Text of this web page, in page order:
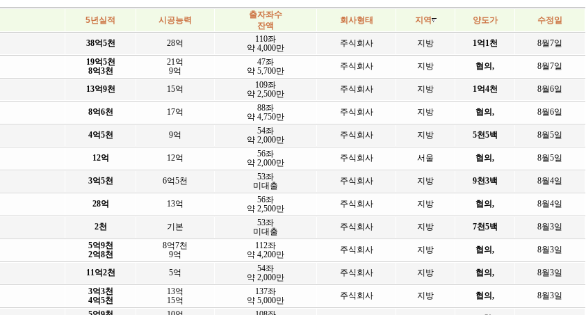
5년실적 시공능력
출자좌수
잔액
회사형태 지역 양도가 수정일
38억5천 28억
110좌
약 4,000만
주식회사 지방 1억1천 8월7일
19억5천
8억3천
21억
9억
47좌
약 5,700만
주식회사 지방 협의, 8월7일
13억9천 15억
109좌
약 2,500만
주식회사 지방 1억4천 8월6일
8억6천 17억
88좌
약 4,750만
주식회사 지방 협의, 8월6일
4억5천 9억
54좌
약 2,000만
주식회사 지방 5천5백 8월5일
12억 12억
56좌
약 2,000만
주식회사 서울 협의, 8월5일
3억5천 6억5천
53좌
미대출
주식회사 지방 9천3백 8월4일
28억 13억
56좌
약 2,500만
주식회사 지방 협의, 8월4일
2천 기본
53좌
미대출
주식회사 지방 7천5백 8월3일
5억9천
2억8천
8억7천
9억
112좌
약 4,200만
주식회사 지방 협의, 8월3일
11억2천 5억
54좌
약 2,000만
주식회사 지방 협의, 8월3일
3억3천
4억5천
13억
15억
137좌
약 5,000만
주식회사 지방 협의, 8월3일